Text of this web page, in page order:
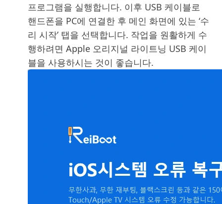
프로그램을 실행합니다. 이후 USB 케이블로
핸드폰을 PC에 연결한 후 메인 화면에 있는 ‘수
리 시작’ 탭을 선택합니다. 작업을 원활하게 수
행하려면 Apple 오리지널 라이트닝 USB 케이
블을 사용하시는 것이 좋습니다.